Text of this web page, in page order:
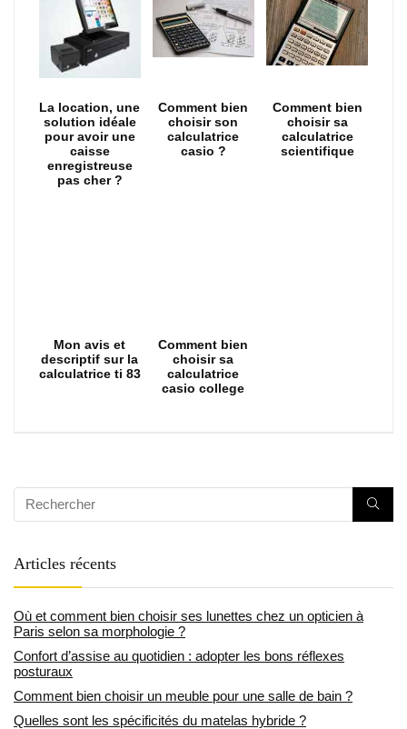
La location, une
solution idéale
pour avoir une
caisse
enregistreuse
pas cher ?
Comment bien
choisir son
calculatrice
casio ?
Comment bien
choisir sa
calculatrice
scientifique
Mon avis et
descriptif sur la
calculatrice ti 83
Comment bien
choisir sa
calculatrice
casio college
Articles récents
Où et comment bien choisir ses lunettes chez un opticien à
Paris selon sa morphologie ?
Confort d’assise au quotidien : adopter les bons réflexes
posturaux
Comment bien choisir un meuble pour une salle de bain ?
Quelles sont les spécificités du matelas hybride ?